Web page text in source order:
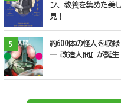
ン、教養を集めた美
見！
5
約600体の怪人を収
ー 改造人間』が誕生